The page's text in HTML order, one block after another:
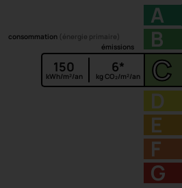
A
B
consommation (énergie primaire)
150
kWh/m²/an
émissions
6*
kg CO₂/m²/an C
D
E
F
G